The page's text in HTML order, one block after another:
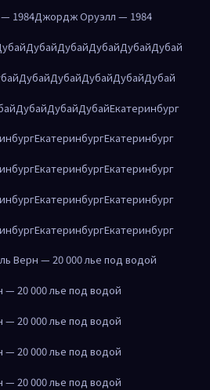
1984Джордж Оруэлл — 1984
ДубайДубайДубайДубайДубай
ДубайДубайДубайДубайДубай
ДубайДубайДубайЕкатеринбург
ЕкатеринбургЕкатеринбург
ЕкатеринбургЕкатеринбург
ЕкатеринбургЕкатеринбург
ЕкатеринбургЕкатеринбург
Верн — 20 000 лье под водой
20 000 лье под водой
20 000 лье под водой
20 000 лье под водой
20 000 лье под водой